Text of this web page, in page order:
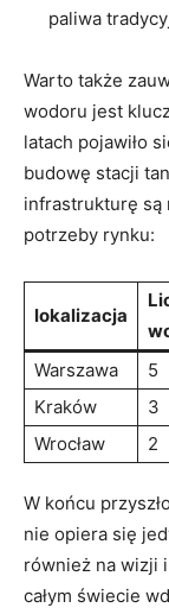
paliwa
Warto także
wodoru jest
latach ‍pojawiło
budowę stacji
infrastrukturę są
potrzeby ⁣rynku:
lokalizacja
Warszawa
5
Kraków
3
Wrocław
2
W‌ końcu
nie⁣ opiera⁢ się⁤
również na ‍wizji
całym świecie